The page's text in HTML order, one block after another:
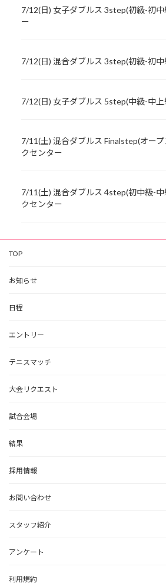
7/12(日) 女子ダブルス 3step(初級-初
ー
7/12(日) 混合ダブルス 3step(初級-初
7/12(日) 女子ダブルス 5step(中級-中
7/11(土) 混合ダブルス Finalstep(オー
クセンター
7/11(土) 混合ダブルス 4step(初中級-
クセンター
TOP
お知らせ
日程
エントリー
テニスマッチ
大会リクエスト
試合会場
結果
採用情報
お問い合わせ
スタッフ紹介
アンケート
利用規約